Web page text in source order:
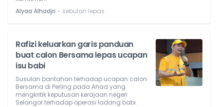
Alyaa Alhadjri ⋅ sebulan lepas
Rafizi keluarkan garis panduan
buat calon Bersama lepas ucapan
isu babi
Susulan bantahan terhadap ucapan calon
Bersama di Perling pada Ahad yang
mengkritik keputusan kerajaan negeri
Selangor terhadap operasi ladang babi.